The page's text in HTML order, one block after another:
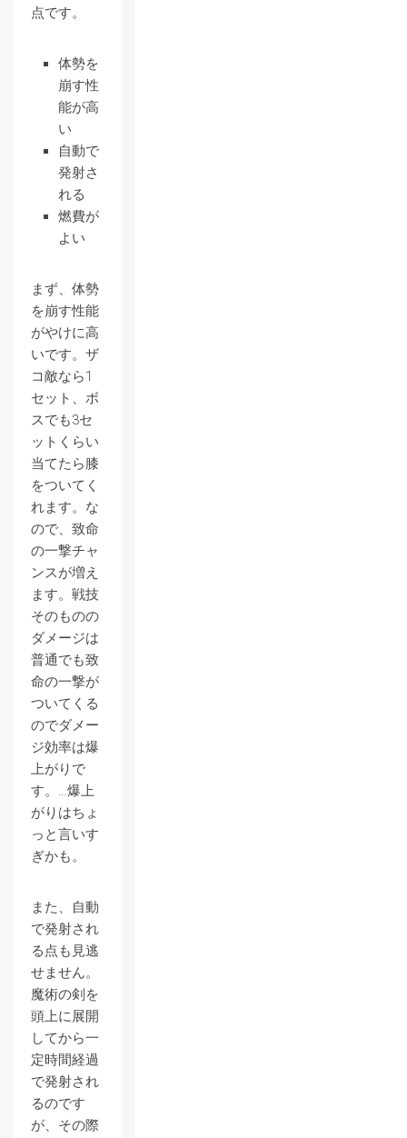
点です。
体勢を
崩す性
能が高
い
自動で
発射さ
れる
燃費が
よい
まず、体勢
を崩す性能
がやけに高
いです。ザ
コ敵なら1
セット、ボ
スでも3セ
ットくらい
当てたら膝
をついてく
れます。な
ので、致命
の一撃チャ
ンスが増え
ます。戦技
そのものの
ダメージは
普通でも致
命の一撃が
ついてくる
のでダメー
ジ効率は爆
上がりで
す。…爆上
がりはちょ
っと言いす
ぎかも。
また、自動
で発射され
る点も見逃
せません。
魔術の剣を
頭上に展開
してから一
定時間経過
で発射され
るのです
が、その際